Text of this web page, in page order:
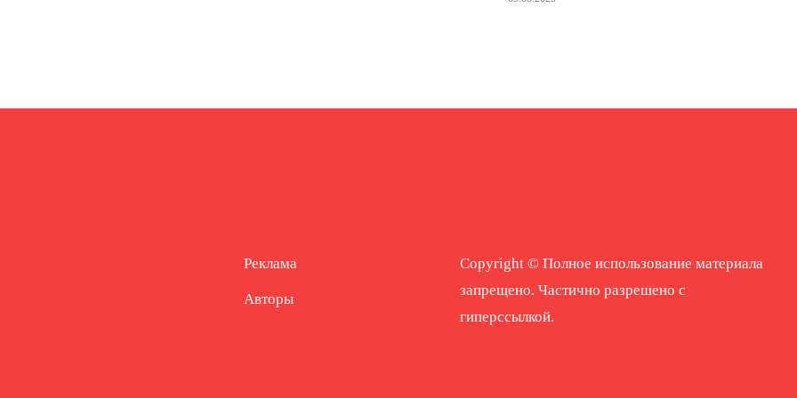
Реклама
Авторы
Copyright © Полное использование материала
запрещено. Частично разрешено с
гиперссылкой.